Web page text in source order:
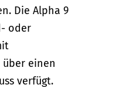
Die Alpha 9
oder
einen
verfügt.